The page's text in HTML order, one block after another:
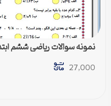
نمونه سوالات ریاضی ششم
27,000